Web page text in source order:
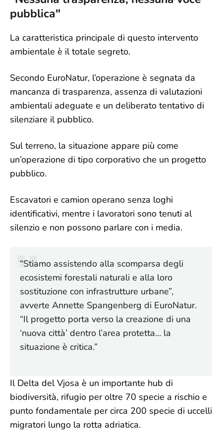
pubblica"
La caratteristica principale di questo intervento
ambientale è il totale segreto.
Secondo EuroNatur, l’operazione è segnata da
mancanza di trasparenza, assenza di valutazioni
ambientali adeguate e un deliberato tentativo di
silenziare il pubblico.
Sul terreno, la situazione appare più come
un’operazione di tipo corporativo che un progetto
pubblico.
Escavatori e camion operano senza loghi
identificativi, mentre i lavoratori sono tenuti al
silenzio e non possono parlare con i media.
“Stiamo assistendo alla scomparsa degli
ecosistemi forestali naturali e alla loro
sostituzione con infrastrutture urbane”,
avverte Annette Spangenberg di EuroNatur.
“Il progetto porta verso la creazione di una
‘nuova città’ dentro l’area protetta… la
situazione è critica.”
Il Delta del Vjosa è un importante hub di
biodiversità, rifugio per oltre 70 specie a rischio e
punto fondamentale per circa 200 specie di uccelli
migratori lungo la rotta adriatica.